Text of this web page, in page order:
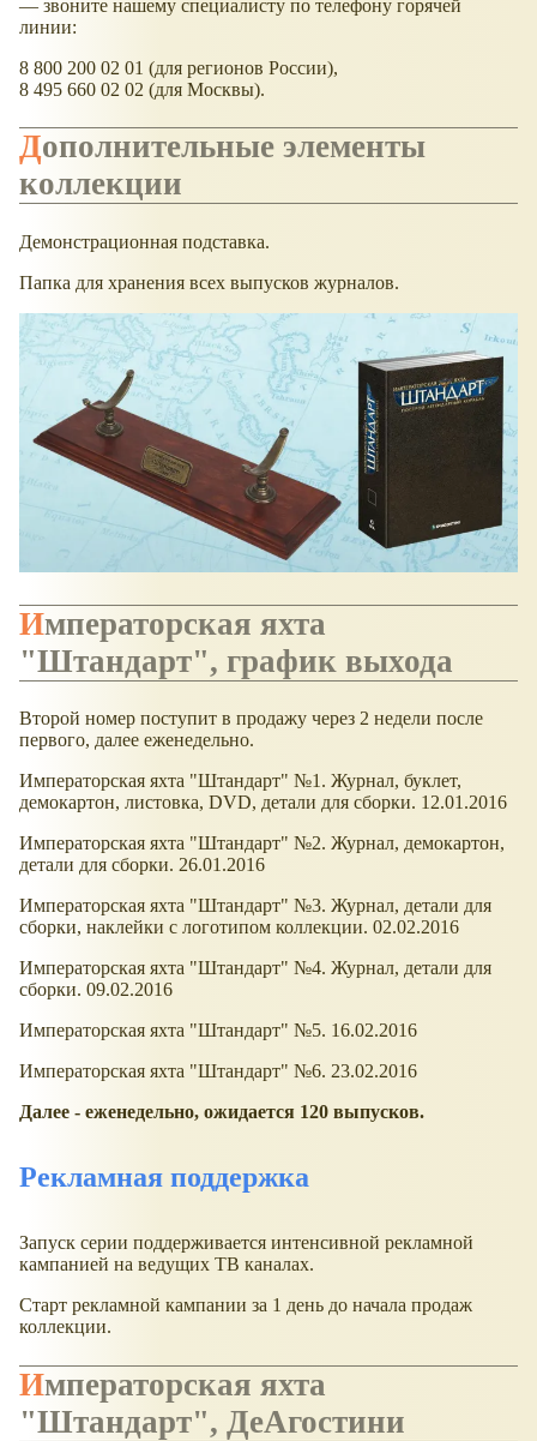
— звоните нашему специалисту по телефону горячей
линии:
8 800 200 02 01 (для регионов России),
8 495 660 02 02 (для Москвы).
Дополнительные элементы
коллекции
Демонстрационная подставка.
Папка для хранения всех выпусков журналов.
Императорская яхта
"Штандарт", график выхода
Второй номер поступит в продажу через 2 недели после
первого, далее еженедельно.
Императорская яхта "Штандарт" №1. Журнал, буклет,
демокартон, листовка, DVD, детали для сборки. 12.01.2016
Императорская яхта "Штандарт" №2. Журнал, демокартон,
детали для сборки. 26.01.2016
Императорская яхта "Штандарт" №3. Журнал, детали для
сборки, наклейки с логотипом коллекции. 02.02.2016
Императорская яхта "Штандарт" №4. Журнал, детали для
сборки. 09.02.2016
Императорская яхта "Штандарт" №5. 16.02.2016
Императорская яхта "Штандарт" №6. 23.02.2016
Далее - еженедельно, ожидается 120 выпусков.
Рекламная поддержка
Запуск серии поддерживается интенсивной рекламной
кампанией на ведущих ТВ каналах.
Старт рекламной кампании за 1 день до начала продаж
коллекции.
Императорская яхта
"Штандарт", ДеАгостини